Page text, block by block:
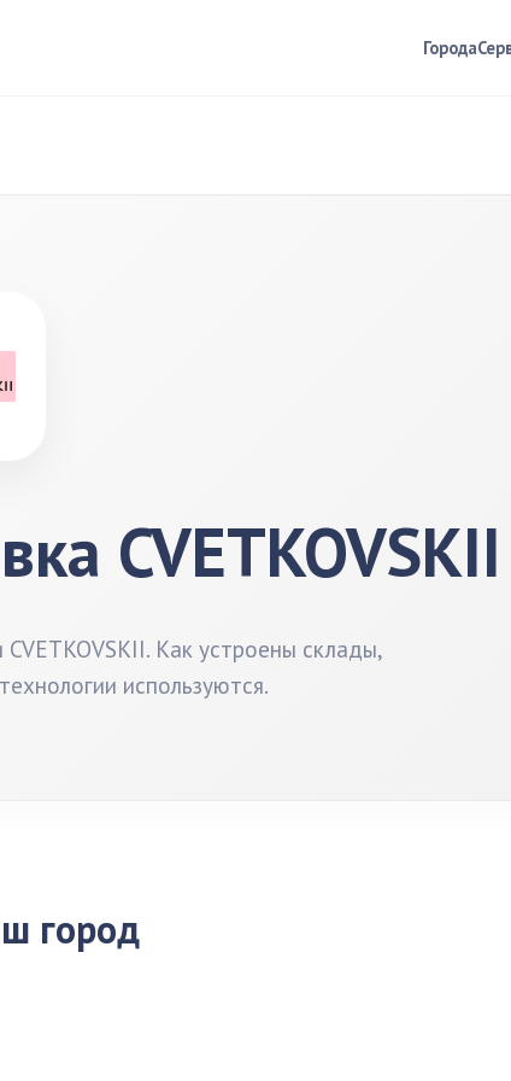
Города
CVETKOVSKII
Как устроены склады,
используются.
город